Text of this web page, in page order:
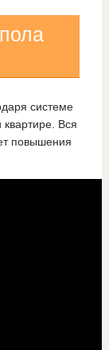
системе
квартире. Вся
повышения